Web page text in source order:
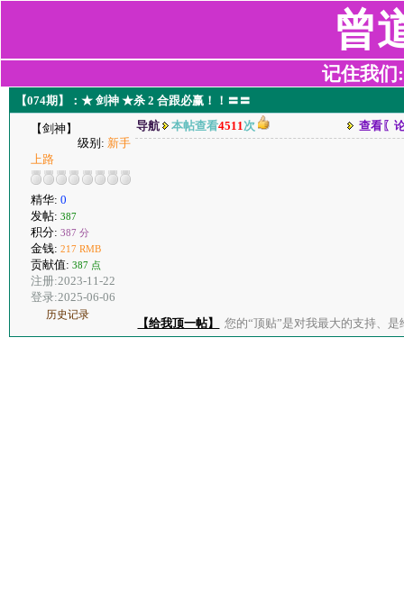
曾
记住我们
【074期】：★ 剑神 ★杀 2 合跟必赢！！〓〓
【剑神】
级别: 新手
上路
精华: 0
发帖: 387
积分: 387 分
金钱: 217 RMB
贡献值: 387 点
注册:2023-11-22
登录:2025-06-06
历史记录
导航 本帖查看4511次 查看〖
【给我顶一帖】 您的“顶贴”是对我最大的支持、